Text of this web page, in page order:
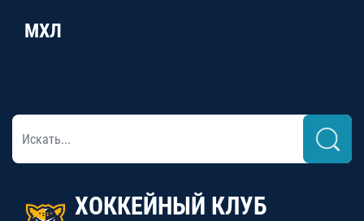
МХЛ
ХОККЕЙНЫЙ КЛУБ